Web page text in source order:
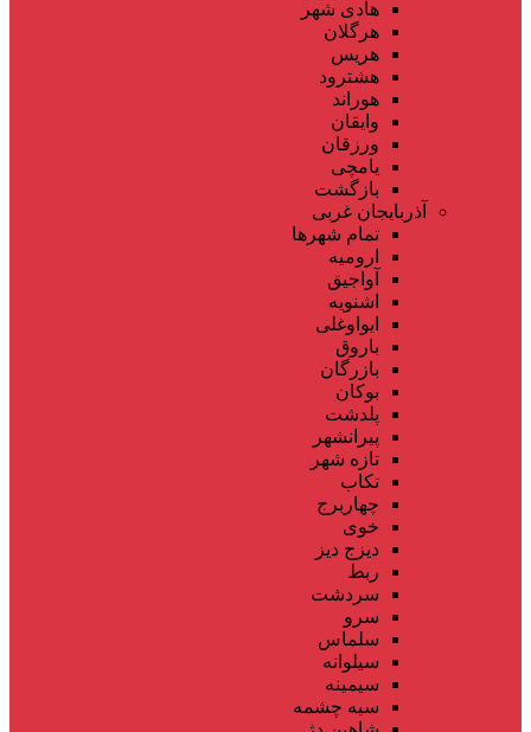
هادی شهر
هرگلان
هریس
هشترود
هوراند
وایقان
ورزقان
یامچی
بازگشت
آذربایجان غربی
تمام شهر‌ها
ارومیه
آواجیق
اشنویه
ایواوغلی
باروق
بازرگان
بوکان
پلدشت
پیرانشهر
تازه شهر
تکاب
چهاربرج
خوی
دیزج دیز
ربط
سردشت
سرو
سلماس
سیلوانه
سیمینه
سیه چشمه